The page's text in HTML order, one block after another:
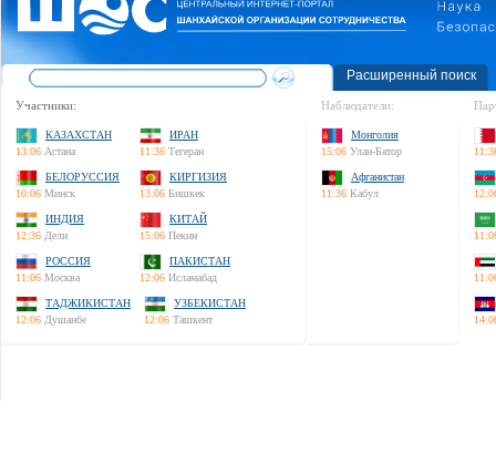
Расширенный поиск
Участники:
КАЗАХСТАН
13:06 Астана
ИРАН
11:36 Тегеран
БЕЛОРУССИЯ
10:06 Минск
КИРГИЗИЯ
13:06 Бишкек
ИНДИЯ
12:36 Дели
КИТАЙ
15:06 Пекин
РОССИЯ
11:06 Москва
ПАКИСТАН
12:06 Исламабад
ТАДЖИКИСТАН
12:06 Душанбе
УЗБЕКИСТАН
12:06 Ташкент
Наблюдатели:
Монголия
15:06 Улан-Батор
Афганистан
11:36 Кабул